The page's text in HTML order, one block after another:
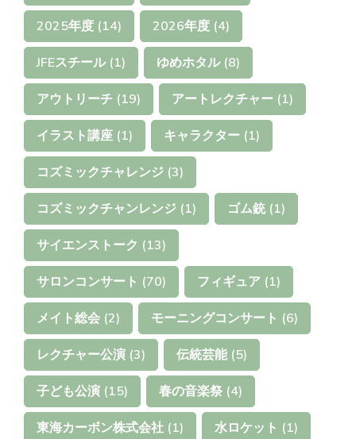
2025年度 (14) 2026年度 (4)
JFEスチール(1) ゆめホタル(8)
アウトリーチ (19) アートレクチャー (1)
イラスト講座 (1) キャラクター (1)
コズミックチャレンジ (3)
コズミックチャンレンジ (1) ゴム銃(1)
サイエンストーク (13)
サロンコンサート (70) フィギュア (1)
メイト総会 (2) モーニングコンサート (6)
レクチャー公演 (3) 伝統芸能 (5)
子ども公演 (15) 春の音楽祭 (4)
東海カーボン株式会社 (1) 水ロケット (1)